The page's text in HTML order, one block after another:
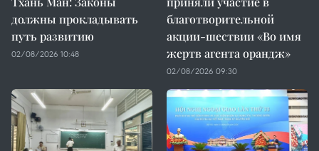
должны прокладывать
путь развитию
02/08/2026 10:48
благотворительной
акции-шествии «Во имя
жертв агента орандж»
02/08/2026 09:30